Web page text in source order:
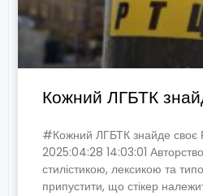
Кожний ЛГБТК
#Кожний ЛГБТК знайде своє
2025:04:28 14:03:01
стилістикою, лексикою та
припустити, що стікер